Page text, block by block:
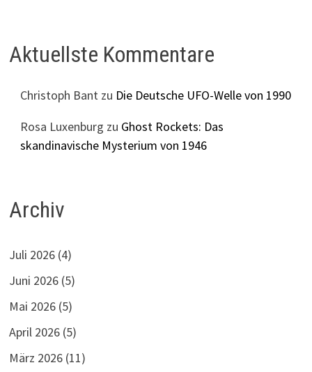
Aktuellste Kommentare
Christoph Bant zu Die Deutsche UFO-Welle von 1990
Rosa Luxenburg zu Ghost Rockets: Das
skandinavische Mysterium von 1946
Archiv
Juli 2026 (4)
Juni 2026 (5)
Mai 2026 (5)
April 2026 (5)
März 2026 (11)